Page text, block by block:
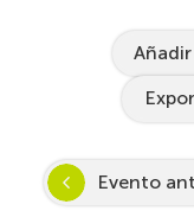
Evento